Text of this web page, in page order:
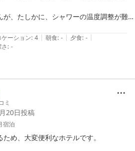
、たしかに、シャワーの温度調整が難し
たです。
く、弱でも充分寒くなるくらいで、温度
くく、全体的に老朽化しているのかなと思
は丁寧にされていて、無料の駐車場もあ
て復活してほしいと思います。
ー、アールグレイ）があり、アールグレイ
たです！
いて、良いと思います。
ケーション: 4 | 朝食: - | 夕食: - |
: -
ミ
20日投稿
宿泊
め、大変便利なホテルです。